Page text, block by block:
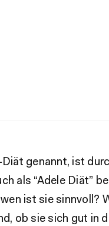
genannt, ist
als “Adele Diät”
ist sie sinnvoll?
ob sie sich gut in